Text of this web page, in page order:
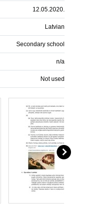
12.05.2020.
Latvian
Secondary school
n/a
Not used